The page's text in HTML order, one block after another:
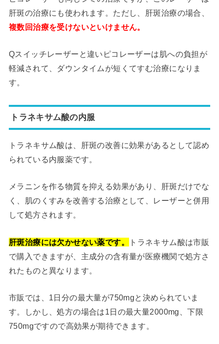
肝斑の治療にも使われます。ただし、肝斑治療の場合、
複数回治療を受けないといけません。
Qスイッチレーザーと違いピコレーザーは肌への負担が
軽減されて、ダウンタイムが短くてすむ治療になりま
す。
トラネキサム酸の内服
トラネキサム酸は、肝斑の改善に効果があるとして認め
られている内服薬です。
メラニンを作る物質を抑える効果があり、肝斑だけでな
く、肌のくすみを改善する治療として、レーザーと併用
して処方されます。
肝斑治療には欠かせない薬です。
トラネキサム酸は市販
で購入できますが、主成分の含有量が医療機関で処方さ
れたものと異なります。
市販では、1日分の最大量が750mgと決められていま
す。しかし、処方の場合は1日の最大量2000mg、下限
750mgですので高効果が期待できます。